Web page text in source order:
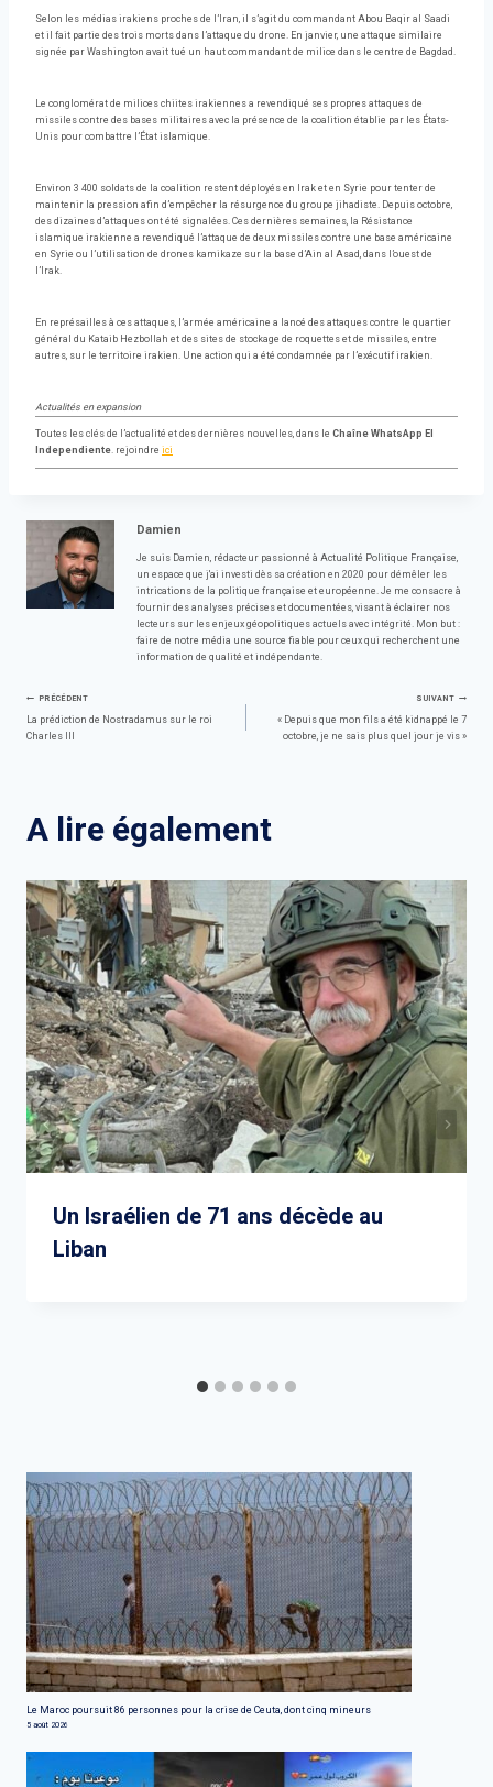
Selon les médias irakiens proches de l’Iran, il s’agit du commandant Abou Baqir al Saadi
et il fait partie des trois morts dans l’attaque du drone. En janvier, une attaque similaire
signée par Washington avait tué un haut commandant de milice dans le centre de Bagdad.
Le conglomérat de milices chiites irakiennes a revendiqué ses propres attaques de
missiles contre des bases militaires avec la présence de la coalition établie par les États-
Unis pour combattre l’État islamique.
Environ 3 400 soldats de la coalition restent déployés en Irak et en Syrie pour tenter de
maintenir la pression afin d’empêcher la résurgence du groupe jihadiste. Depuis octobre,
des dizaines d’attaques ont été signalées. Ces dernières semaines, la Résistance
islamique irakienne a revendiqué l’attaque de deux missiles contre une base américaine
en Syrie ou l’utilisation de drones kamikaze sur la base d’Ain al Asad, dans l’ouest de
l’Irak.
En représailles à ces attaques, l’armée américaine a lancé des attaques contre le quartier
général du Kataib Hezbollah et des sites de stockage de roquettes et de missiles, entre
autres, sur le territoire irakien. Une action qui a été condamnée par l’exécutif irakien.
Actualités en expansion
Toutes les clés de l’actualité et des dernières nouvelles, dans le Chaîne WhatsApp El
Independiente. rejoindre ici
Damien
Je suis Damien, rédacteur passionné à Actualité Politique Française,
un espace que j'ai investi dès sa création en 2020 pour démêler les
intrications de la politique française et européenne. Je me consacre à
fournir des analyses précises et documentées, visant à éclairer nos
lecteurs sur les enjeux géopolitiques actuels avec intégrité. Mon but :
faire de notre média une source fiable pour ceux qui recherchent une
information de qualité et indépendante.
Navigation
PRÉCÉDENT
La prédiction de Nostradamus sur le roi
Charles III
SUIVANT
« Depuis que mon fils a été kidnappé le 7
octobre, je ne sais plus quel jour je vis »
A lire également
Un Israélien de 71 ans décède au
Liban
Le Maroc poursuit 86 personnes pour la crise de Ceuta, dont cinq mineurs
5 août 2026